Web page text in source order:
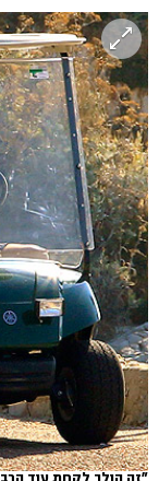
"זה הולך לקחת עוד